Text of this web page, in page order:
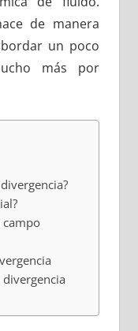
de manera
un poco
más por
campo